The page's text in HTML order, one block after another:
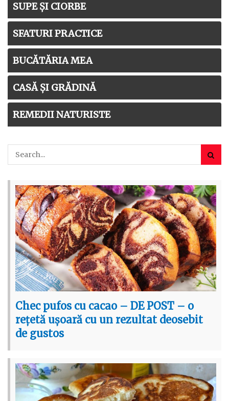
SUPE ȘI CIORBE
SFATURI PRACTICE
BUCĂTĂRIA MEA
CASĂ ȘI GRĂDINĂ
REMEDII NATURISTE
Chec pufos cu cacao – DE POST – o
rețetă ușoară cu un rezultat deosebit
de gustos